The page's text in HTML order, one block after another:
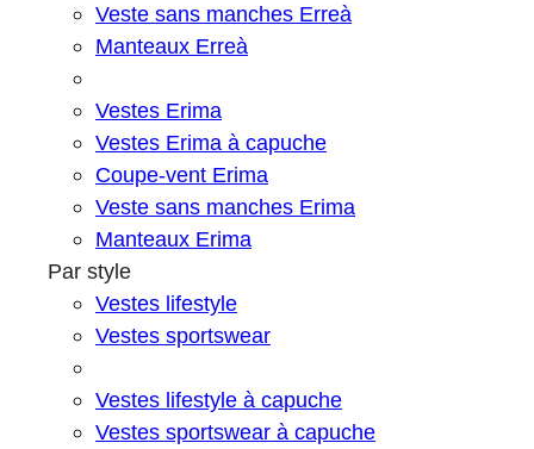
Veste sans manches Erreà
Manteaux Erreà
Vestes Erima
Vestes Erima à capuche
Coupe-vent Erima
Veste sans manches Erima
Manteaux Erima
Par style
Vestes lifestyle
Vestes sportswear
Vestes lifestyle à capuche
Vestes sportswear à capuche